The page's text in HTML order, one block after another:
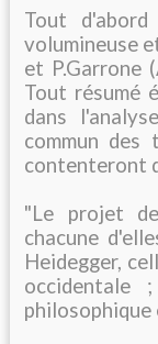
Tout
volumineuse
et P.Garrone
Tout résumé
dans
commun des
contenteront
"Le projet
chacune
Heidegger,
occidentale